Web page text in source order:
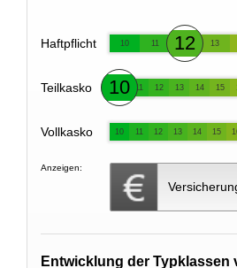
Haftpflicht 10 11 12 13
Teilkasko 10 11 12 13 14 15
Vollkasko 10 11 12 13 14 15
Anzeigen:
Entwicklung der Typklassen